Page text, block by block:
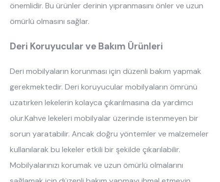
önemlidir. Bu ürünler derinin yıpranmasını önler ve uzun
ömürlü olmasını sağlar.
Deri Koruyucular ve Bakım Ürünleri
Deri mobilyaların korunması için düzenli bakım yapmak
gerekmektedir. Deri koruyucular mobilyaların ömrünü
uzatırken lekelerin kolayca çıkarılmasına da yardımcı
olur.Kahve lekeleri mobilyalar üzerinde istenmeyen bir
sorun yaratabilir. Ancak doğru yöntemler ve malzemeler
kullanılarak bu lekeler etkili bir şekilde çıkarılabilir.
Mobilyalarınızı korumak ve uzun ömürlü olmalarını